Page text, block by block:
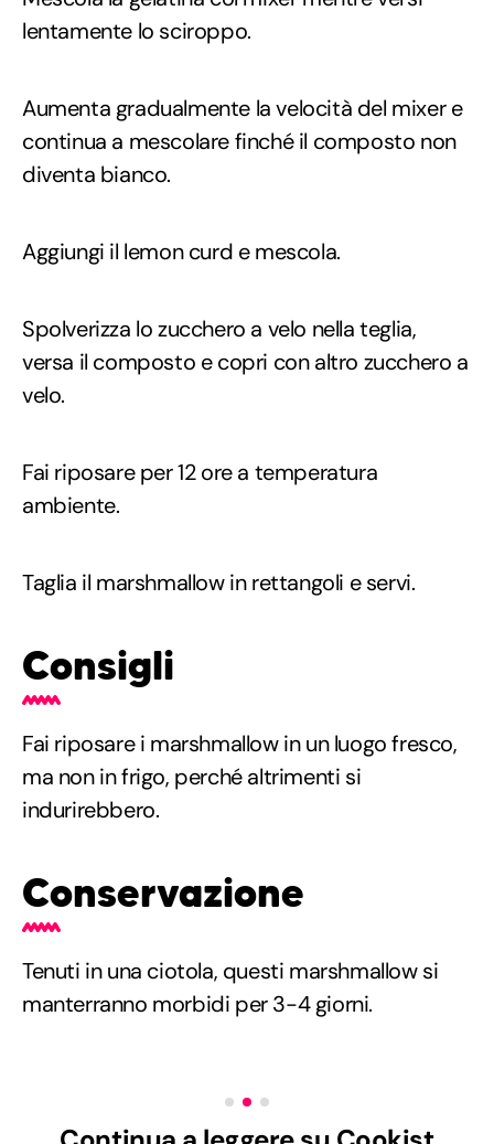
lentamente lo sciroppo.
Aumenta gradualmente la velocità del mixer e
continua a mescolare finché il composto non
diventa bianco.
Aggiungi il lemon curd e mescola.
Spolverizza lo zucchero a velo nella teglia,
versa il composto e copri con altro zucchero a
velo.
Fai riposare per 12 ore a temperatura
ambiente.
Taglia il marshmallow in rettangoli e servi.
Consigli
Fai riposare i marshmallow in un luogo fresco,
ma non in frigo, perché altrimenti si
indurirebbero.
Conservazione
Tenuti in una ciotola, questi marshmallow si
manterranno morbidi per 3-4 giorni.